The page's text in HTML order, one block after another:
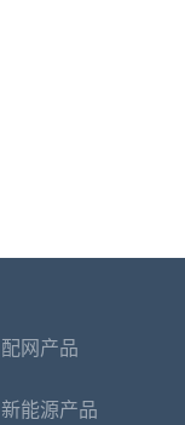
配网产品
新能源产品